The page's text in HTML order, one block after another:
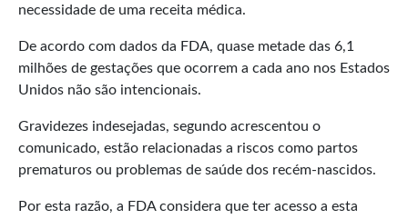
necessidade de uma receita médica.
De acordo com dados da FDA, quase metade das 6,1
milhões de gestações que ocorrem a cada ano nos Estados
Unidos não são intencionais.
Gravidezes indesejadas, segundo acrescentou o
comunicado, estão relacionadas a riscos como partos
prematuros ou problemas de saúde dos recém-nascidos.
Por esta razão, a FDA considera que ter acesso a esta